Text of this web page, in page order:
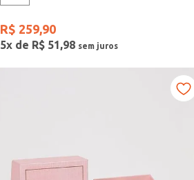
R$ 259,90
5x de R$ 51,98